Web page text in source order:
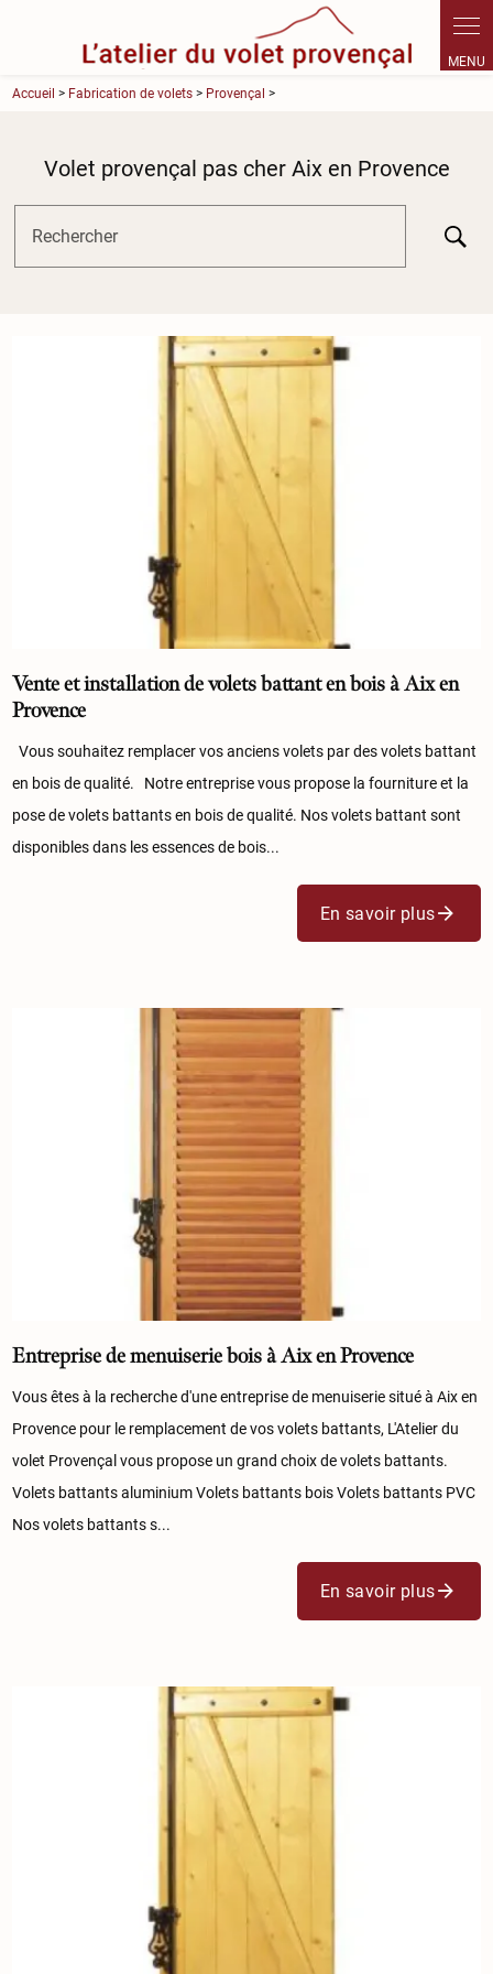
Accueil > Fabrication de volets> Provençal>
Volet provençal pas cher Aix en Provence
Rechercher
Vente et installation de volets battant en bois à Aix en
Provence
Vous souhaitez remplacer vos anciens volets par des volets battant
en bois de qualité. Notre entreprise vous propose la fourniture et la
pose de volets battants en bois de qualité. Nos volets battant sont
disponibles dans les essences de bois...
En savoir plus
Entreprise de menuiserie bois à Aix en Provence
Vous êtes à la recherche d'une entreprise de menuiserie situé à Aix en
Provence pour le remplacement de vos volets battants, L'Atelier du
volet Provençal vous propose un grand choix de volets battants.
Volets battants aluminium Volets battants bois Volets battants PVC
Nos volets battants s...
En savoir plus